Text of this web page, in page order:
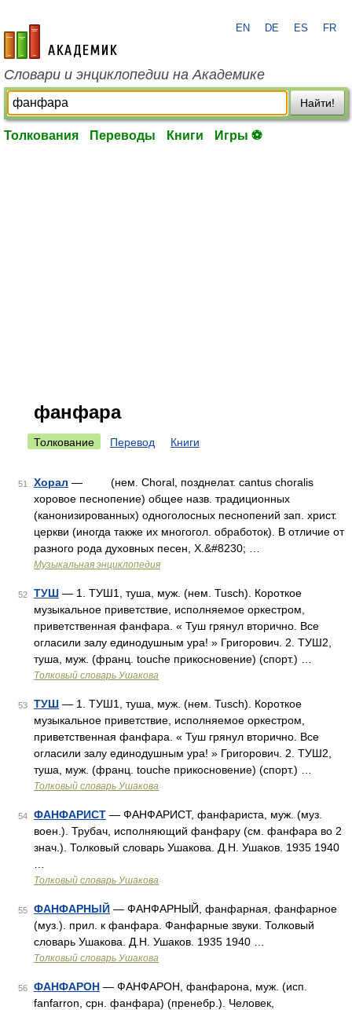
academic.ru
EN DE ES FR
Словари и энциклопедии на Академике
Найти!
Толкования Переводы Книги Игры ⚽
фанфара
Толкование Перевод Книги
51 Хорал — (нем. Choral, позднелат. cantus choralis
хоровое песнопение) общее назв. традиционных
(канонизированных) одноголосных песнопений зап. христ.
церкви (иногда также их многогол. обработок). В отличие от
разного рода духовных песен, X.&#8230; …
Музыкальная энциклопедия
52 ТУШ — 1. ТУШ1, туша, муж. (нем. Tusch). Короткое
музыкальное приветствие, исполняемое оркестром,
приветственная фанфара. « Туш грянул вторично. Все
огласили залу единодушным ура! » Григорович. 2. ТУШ2,
туша, муж. (франц. touche прикосновение) (спорт.) …
Толковый словарь Ушакова
53 ТУШ — 1. ТУШ1, туша, муж. (нем. Tusch). Короткое
музыкальное приветствие, исполняемое оркестром,
приветственная фанфара. « Туш грянул вторично. Все
огласили залу единодушным ура! » Григорович. 2. ТУШ2,
туша, муж. (франц. touche прикосновение) (спорт.) …
Толковый словарь Ушакова
54 ФАНФАРИСТ — ФАНФАРИСТ, фанфариста, муж. (муз.
воен.). Трубач, исполняющий фанфару (см. фанфара во 2
знач.). Толковый словарь Ушакова. Д.Н. Ушаков. 1935 1940
Толковый словарь Ушакова
55 ФАНФАРНЫЙ — ФАНФАРНЫЙ, фанфарная, фанфарное
(муз.). прил. к фанфара. Фанфарные звуки. Толковый
словарь Ушакова. Д.Н. Ушаков. 1935 1940 …
Толковый словарь Ушакова
56 ФАНФАРОН — ФАНФАРОН, фанфарона, муж. (исп.
fanfarron, срн. фанфара) (пренебр.). Человек,